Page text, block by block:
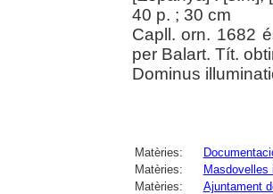
40 p. ; 30 cm
Capll. orn. 1682
per Balart. Tít.
Dominus
Matèries:
Matèries:
Masdovelles
Matèries:
Ajuntament